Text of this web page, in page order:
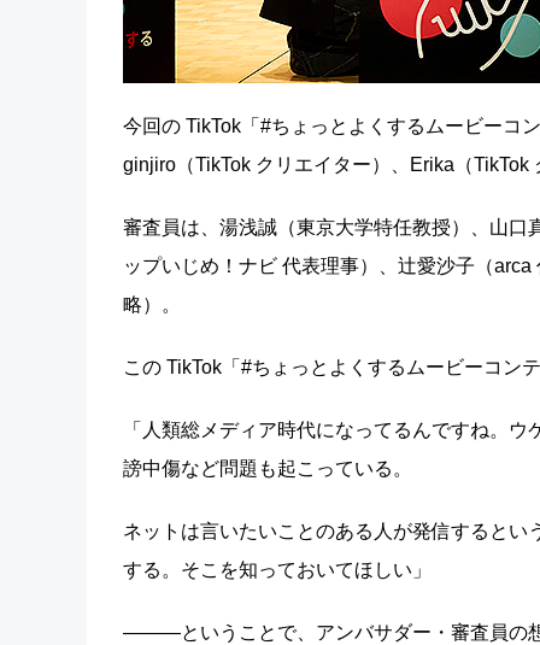
今回の TikTok「#ちょっとよくするムービーコ
ginjiro（TikTok クリエイター）、Erika（TikTok
審査員は、湯浅誠（東京大学特任教授）、山口
ップいじめ！ナビ 代表理事）、辻愛沙子（
略）。
この TikTok「#ちょっとよくするムービーコン
「人類総メディア時代になってるんですね。
謗中傷など問題も起こっている。
ネットは言いたいことのある人が発信するとい
する。そこを知っておいてほしい」
―――ということで、アンバサダー・審査員の